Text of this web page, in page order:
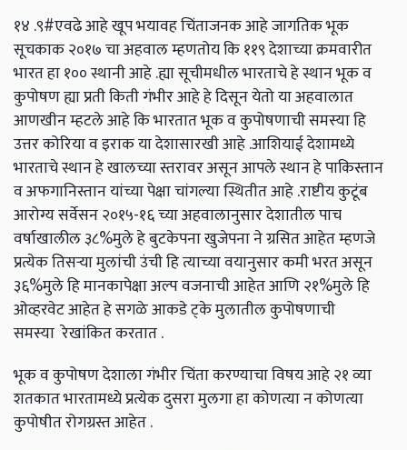
१४ .९#एवढे आहे खूप भयावह चिंताजनक आहे जागतिक भूक
सूचकाक २०१७ चा अहवाल म्हणतोय कि ११९ देशाच्या क्रमवारीत
भारत हा १०० स्थानी आहे .ह्या सूचीमधील भारताचे हे स्थान भूक व
कुपोषण ह्या प्रती किती गंभीर आहे हे दिसून येतो या अहवालात
आणखीन म्हटले आहे कि भारतात भूक व कुपोषणाची समस्या हि
उत्तर कोरिया व इराक या देशासारखी आहे .आशियाई देशामध्ये
भारताचे स्थान हे खालच्या स्तरावर असून आपले स्थान हे पाकिस्तान
व अफगानिस्तान यांच्या पेक्षा चांगल्या स्थितीत आहे .राष्टीय कुटूंब
आरोग्य सर्वेसन २०१५-१६ च्या अहवालानुसार देशातील पाच
वर्षाखालील ३८%मुले हे बुटकेपना खुजेपना ने ग्रसित आहेत म्हणजे
प्रत्येक तिसऱ्या मुलांची उंची हि त्याच्या वयानुसार कमी भरत असून
३६%मुले हि मानकापेक्षा अल्प वजनाची आहेत आणि २१%मुले हि
ओव्हरवेट आहेत हे सगळे आकडे ट्के मुलातील कुपोषणाची
समस्या रेखांकित करतात .
भूक व कुपोषण देशाला गंभीर चिंता करण्याचा विषय आहे २१ व्या
शतकात भारतामध्ये प्रत्येक दुसरा मुलगा हा कोणत्या न कोणत्या
कुपोषीत रोगग्रस्त आहेत .